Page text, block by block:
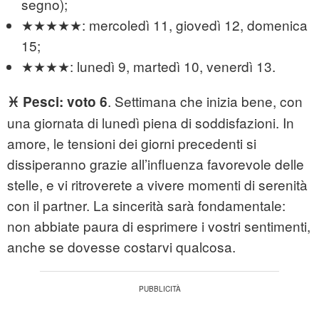
segno);
★★★★★: mercoledì 11, giovedì 12, domenica
15;
★★★★: lunedì 9, martedì 10, venerdì 13.
♓ Pesci: voto 6. Settimana che inizia bene, con
una giornata di lunedì piena di soddisfazioni. In
amore, le tensioni dei giorni precedenti si
dissiperanno grazie all’influenza favorevole delle
stelle, e vi ritroverete a vivere momenti di serenità
con il partner. La sincerità sarà fondamentale:
non abbiate paura di esprimere i vostri sentimenti,
anche se dovesse costarvi qualcosa.